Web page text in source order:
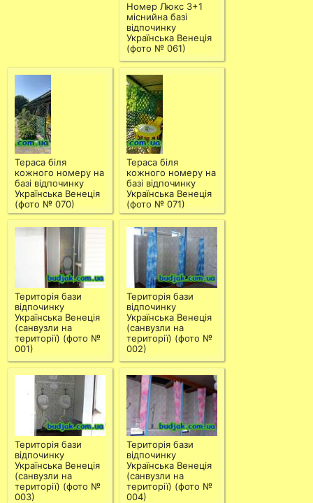
Номер Люкс 3+1
міснийна базі
відпочинку
Українська Венеція
(фото № 061)
Тераса біля
кожного номеру на
базі відпочинку
Українська Венеція
(фото № 070)
Тераса біля
кожного номеру на
базі відпочинку
Українська Венеція
(фото № 071)
Територія бази
відпочинку
Українська Венеція
(санвузли на
території) (фото №
001)
Територія бази
відпочинку
Українська Венеція
(санвузли на
території) (фото №
002)
Територія бази
відпочинку
Українська Венеція
(санвузли на
території) (фото №
003)
Територія бази
відпочинку
Українська Венеція
(санвузли на
території) (фото №
004)